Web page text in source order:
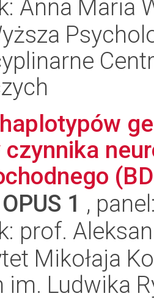
Anna Maria
OPUS 1 ,
prof.
Mikołaja
Ludwika